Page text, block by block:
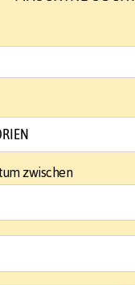
zwischen